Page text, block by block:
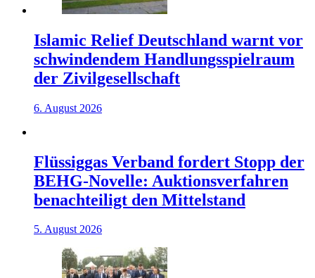
Islamic Relief Deutschland warnt vor
schwindendem Handlungsspielraum
der Zivilgesellschaft
6. August 2026
Flüssiggas Verband fordert Stopp der
BEHG-Novelle: Auktionsverfahren
benachteiligt den Mittelstand
5. August 2026